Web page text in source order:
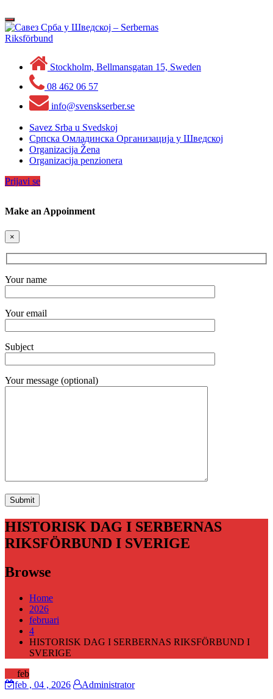
to
content
Toggle
navigation
Stockholm, Bellmansgatan 15, Sweden
08 462 06 57
info@svenskserber.se
Savez Srba u Svedskoj
Српска Омладинска Организација у Шведској
Organizacija Žena
Organizacija penzionera
Prijavi se
Make an Appoinment
×
Your name
Your email
Subject
Your message (optional)
HISTORISK DAG I SERBERNAS
RIKSFÖRBUND I SVERIGE
Browse
Home
2026
februari
4
HISTORISK DAG I SERBERNAS RIKSFÖRBUND I
SVERIGE
feb
feb , 04 , 2026
Administrator